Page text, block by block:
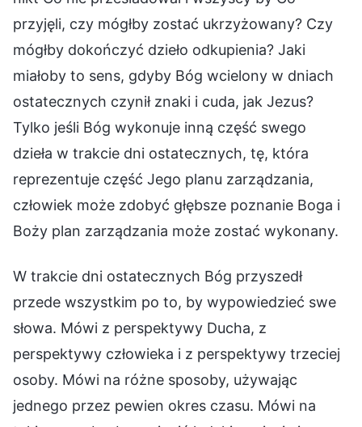
przyjęli, czy mógłby zostać ukrzyżowany? Czy
mógłby dokończyć dzieło odkupienia? Jaki
miałoby to sens, gdyby Bóg wcielony w dniach
ostatecznych czynił znaki i cuda, jak Jezus?
Tylko jeśli Bóg wykonuje inną część swego
dzieła w trakcie dni ostatecznych, tę, która
reprezentuje część Jego planu zarządzania,
człowiek może zdobyć głębsze poznanie Boga i
Boży plan zarządzania może zostać wykonany.
W trakcie dni ostatecznych Bóg przyszedł
przede wszystkim po to, by wypowiedzieć swe
słowa. Mówi z perspektywy Ducha, z
perspektywy człowieka i z perspektywy trzeciej
osoby. Mówi na różne sposoby, używając
jednego przez pewien okres czasu. Mówi na